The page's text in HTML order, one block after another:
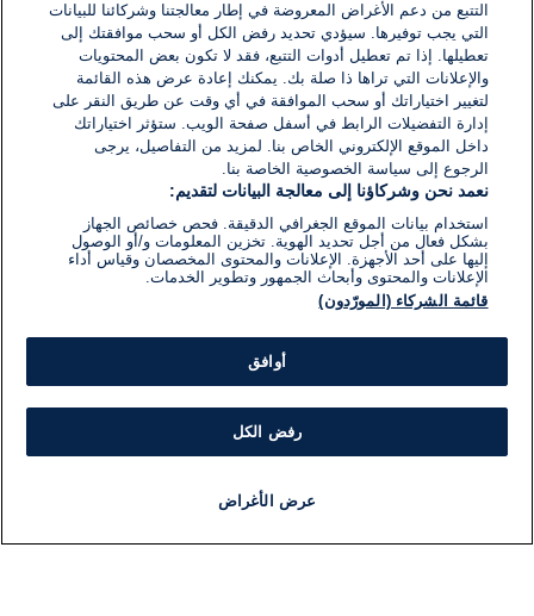
التتبع من دعم الأغراض المعروضة في إطار معالجتنا وشركائنا للبيانات
التي يجب توفيرها. سيؤدي تحديد رفض الكل أو سحب موافقتك إلى
تعطيلها. إذا تم تعطيل أدوات التتبع، فقد لا تكون بعض المحتويات
والإعلانات التي تراها ذا صلة بك. يمكنك إعادة عرض هذه القائمة
لتغيير اختياراتك أو سحب الموافقة في أي وقت عن طريق النقر على
إدارة التفضيلات الرابط في أسفل صفحة الويب. ستؤثر اختياراتك
داخل الموقع الإلكتروني الخاص بنا. لمزيد من التفاصيل، يرجى
الرجوع إلى سياسة الخصوصية الخاصة بنا.
نعمد نحن وشركاؤنا إلى معالجة البيانات لتقديم:
استخدام بيانات الموقع الجغرافي الدقيقة. فحص خصائص الجهاز
بشكل فعال من أجل تحديد الهوية. تخزين المعلومات و/أو الوصول
إليها على أحد الأجهزة. الإعلانات والمحتوى المخصصان وقياس أداء
الإعلانات والمحتوى وأبحاث الجمهور وتطوير الخدمات.
قائمة الشركاء (المورّدون)
أوافق
رفض الكل
عرض الأغراض